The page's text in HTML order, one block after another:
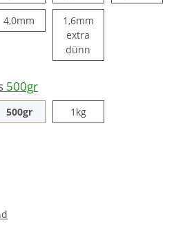
4,0mm 4,0mm1,6mm
extra
dünn
500gr
500gr500gr 1kg1kg